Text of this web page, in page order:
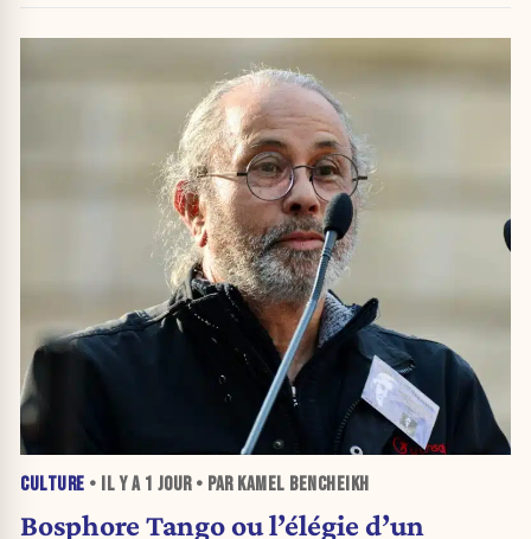
CULTURE • IL Y A 1 JOUR• PAR KAMEL BENCHEIKH
Bosphore Tango ou l’élégie d’un